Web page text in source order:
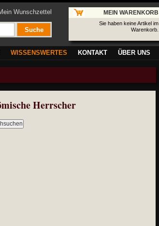
Wunschzettel
Suche
MEIN WARENKORB
Sie haben keine Artikel im
Warenkorb.
WISSENSWERTES KONTAKT ÜBER UNS
Herrscher